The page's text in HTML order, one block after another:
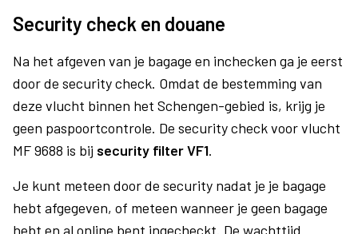
Security check en douane
Na het afgeven van je bagage en inchecken ga je eerst
door de security check. Omdat de bestemming van
deze vlucht binnen het Schengen-gebied is, krijg je
geen paspoortcontrole. De security check voor vlucht
MF 9688 is bij security filter VF1.
Je kunt meteen door de security nadat je je bagage
hebt afgegeven, of meteen wanneer je geen bagage
hebt en al online bent ingecheckt. De wachttijd